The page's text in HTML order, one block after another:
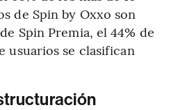
de Spin by Oxxo son
Spin Premia, el 44% de
usuarios se clasifican